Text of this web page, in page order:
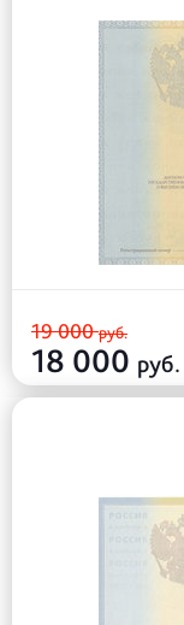
19 000руб.
18 000 руб.